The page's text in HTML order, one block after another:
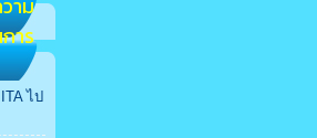
าม
าร
ไป